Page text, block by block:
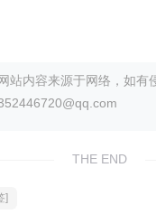
站内容来源于网络，如有
THE END
]